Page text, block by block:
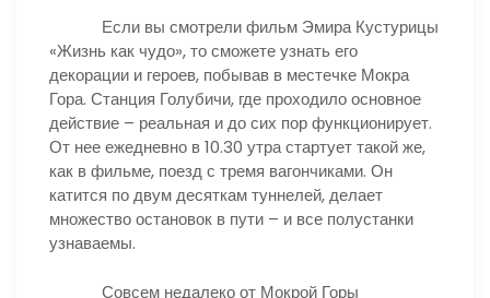
Если вы смотрели фильм Эмира Кустурицы
«Жизнь как чудо», то сможете узнать его
декорации и героев, побывав в местечке Мокра
Гора. Станция Голубичи, где проходило основное
действие – реальная и до сих пор функционирует.
От нее ежедневно в 10.30 утра стартует такой же,
как в фильме, поезд с тремя вагончиками. Он
катится по двум десяткам туннелей, делает
множество остановок в пути – и все полустанки
узнаваемы.
Совсем недалеко от Мокрой Горы